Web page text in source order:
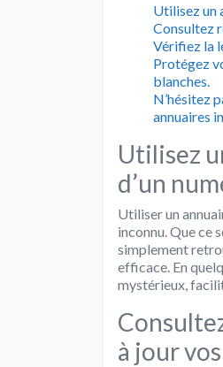
Utilisez un
Consultez
Vérifiez la
Protégez
blanches.
N’hésitez
annuaires
Utilisez
d’un
Utiliser un
inconnu. Que ce
simplement
efficace. En
mystérieux,
à jour